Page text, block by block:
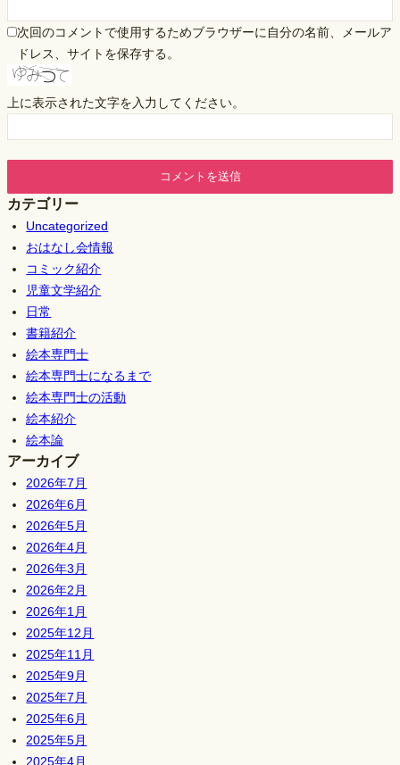
次回のコメントで使用するためブラウザーに自分の名前、メールア
ドレス、サイトを保存する。
上に表示された文字を入力してください。
カテゴリー
Uncategorized
おはなし会情報
コミック紹介
児童文学紹介
日常
書籍紹介
絵本専門士
絵本専門士になるまで
絵本専門士の活動
絵本紹介
絵本論
アーカイブ
2026年7月
2026年6月
2026年5月
2026年4月
2026年3月
2026年2月
2026年1月
2025年12月
2025年11月
2025年9月
2025年7月
2025年6月
2025年5月
2025年4月